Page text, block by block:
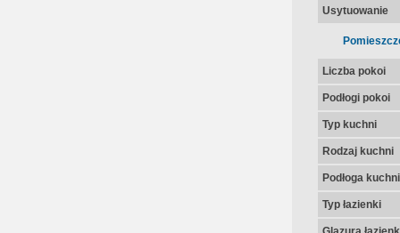
Usytuowanie
Liczba pokoi
Podłogi pokoi
Typ kuchni
Rodzaj kuchni
Podłoga kuchni
Typ łazienki